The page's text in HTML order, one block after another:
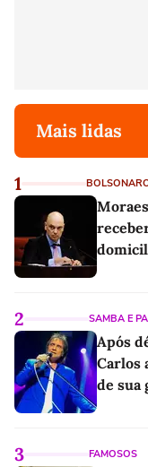
Mais lidas
1
2 SAMBA E
Após
Carlos
de sua
3 FAMOSOS